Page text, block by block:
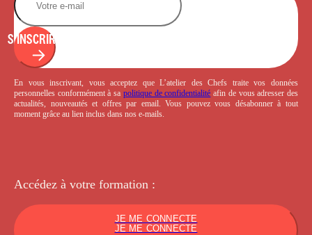
S'INSCRIRE
En vous inscrivant, vous acceptez que L’atelier des Chefs traite vos données
personnelles conformément à sa politique de confidentialité afin de vous adresser des
actualités, nouveautés et offres par email. Vous pouvez vous désabonner à tout
moment grâce au lien inclus dans nos e-mails.
Accédez à votre formation :
JE ME CONNECTE
JE ME CONNECTE